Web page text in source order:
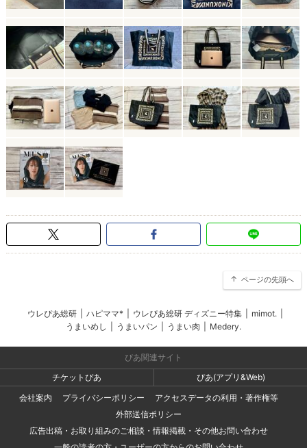
ページの先頭へ
ウレぴあ総研 ハピママ* ウレぴあ総研 ディズニー特集 mimot.
うまいめし
うまいパン うまい肉 Medery.
ぴあ関連サイト
チケットぴあ
ぴあ(アプリ&Web)
会社案内
プライバシーポリシー
アクセスデータの利用・著作権等
外部送信ポリシー
広告出稿・お取り組みのご相談・情報掲載・その他お問い合わせ